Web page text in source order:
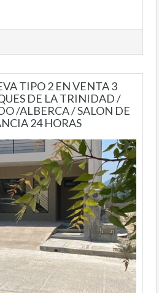
TIPO 2 EN VENTA 3
DE LA TRINIDAD /
/ALBERCA / SALON DE
24 HORAS